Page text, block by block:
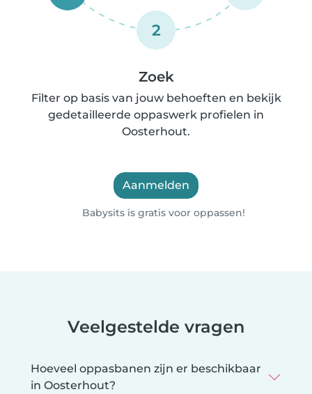
2
Zoek
Filter op basis van jouw behoeften en bekijk
gedetailleerde oppaswerk profielen in
Oosterhout.
Aanmelden
Babysits is gratis voor oppassen!
Veelgestelde vragen
Hoeveel oppasbanen zijn er beschikbaar
in Oosterhout?